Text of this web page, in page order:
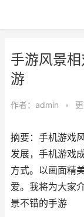
手游风景
游
作者： admin •
摘要：手机游戏
发展，手机游戏
方式。以画面精
爱。我将为大家
景不错的手游